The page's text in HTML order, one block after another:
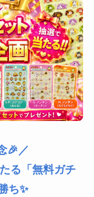
🎉／
る「無料ガチ
ち✨